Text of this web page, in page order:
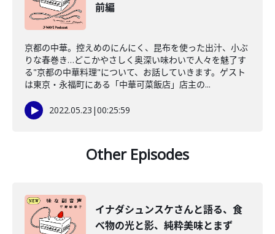
前編
京都の中華。控えめのにんにく、昆布を使った出汁、小ぶ
りな春巻き…どこかやさしく奥深い味わいで人々を魅了す
る"京都の中華料理"について、お話していきます。ゲスト
は東京・永福町にある「中華可菜飯店」店主の...
2022.05.23 |00:25:59
Other Episodes
イナダシュンスケさんと語る、食
べ物の光と影、純粋美味とまず